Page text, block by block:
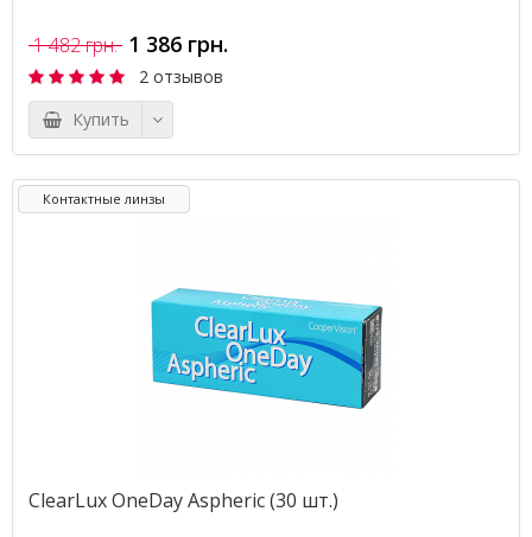
1 482 грн. 1 386 грн.
2 отзывов
Купить
Контактные линзы
ClearLux OneDay Aspheric (30 шт.)